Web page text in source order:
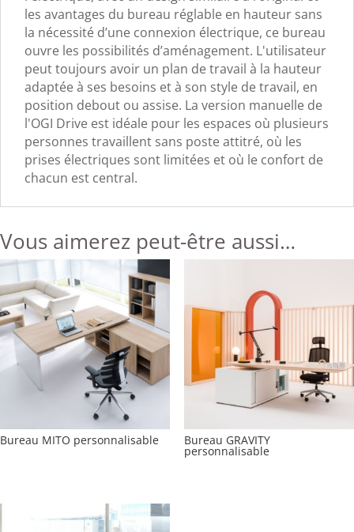
les avantages du bureau réglable en hauteur sans
la nécessité d’une connexion électrique, ce bureau
ouvre les possibilités d’aménagement. L'utilisateur
peut toujours avoir un plan de travail à la hauteur
adaptée à ses besoins et à son style de travail, en
position debout ou assise. La version manuelle de
l'OGI Drive est idéale pour les espaces où plusieurs
personnes travaillent sans poste attitré, où les
prises électriques sont limitées et où le confort de
chacun est central.
Vous aimerez peut-être aussi…
Bureau MITO personnalisable Bureau GRAVITY
personnalisable